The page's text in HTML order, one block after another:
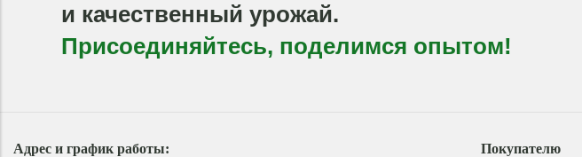
и качественный урожай.
Присоединяйтесь, поделимся опытом!
Адрес и график работы: Покупателю